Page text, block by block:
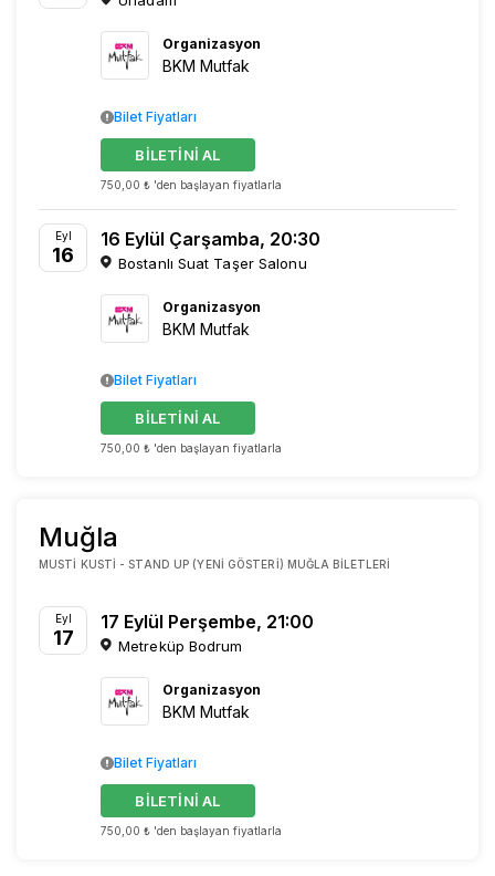
Organizasyon
BKM Mutfak
750,00 ₺ 'den başlayan fiyatlarla
BİLETİNİ AL
Bilet Fiyatları
Eyl
16
16 Eylül Çarşamba, 20:30
Bostanlı Suat Taşer Salonu
Organizasyon
BKM Mutfak
750,00 ₺ 'den başlayan fiyatlarla
BİLETİNİ AL
Bilet Fiyatları
Muğla
MUSTI KUSTI - STAND UP (YENI GÖSTERI) MUĞLA BILETLERI
Eyl
17
17 Eylül Perşembe, 21:00
Metreküp Bodrum
Organizasyon
BKM Mutfak
750,00 ₺ 'den başlayan fiyatlarla
BİLETİNİ AL
Bilet Fiyatları